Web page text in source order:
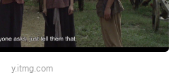
y.itmg.com